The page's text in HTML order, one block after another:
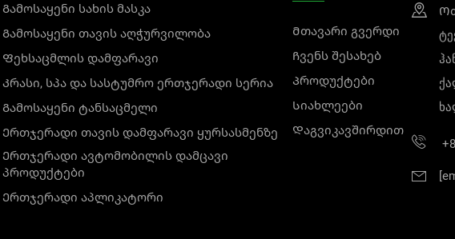
ყოველდღიური ბარიერი
ძირეულ დაცვის ფენას ყოველდღიური
კომფორტს გრძელვადიანი ტარების დროს.
გამოყენებისთვის დახურულ სივრცეებში, ყოველდღიური
პირობებში, როგორიცაა სასტუმროები და სალონები,
სფეროში.
დიზაინი, როგორც წესი, შეიცავს გადამდნარ ფილტრს,
და წვეთებს. მარაგი ელასტიკური ყურის მაკერდები და
სხვადასხვა სახის სახეებისთვის, რაც ამცირებს კანის
საიმედო დაცვის ბირთვს საზოგადოებისთვის.
Გამოსაყენი სახის მასკა
Გამოსაყენი თავის აღჭურვილობა
Ფეხსაცმლის დამფარავი
Კრასი, სპა და სასტუმრო ერთჯერადი სერია
Გამოსაყენი ტანსაცმელი
Ერთჯერადი თავის დამფარავი ყურსასმენზე
Ერთჯერადი ავტომობილის დამცავი
პროდუქტები
Ერთჯერადი აპლიკატორი
Მთავარი გვერდი
Ჩვენს შესახებ
Პროდუქტები
Სიახლეები
Დაგვიკავშირდით